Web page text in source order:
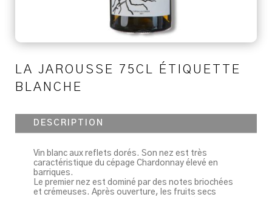
LA JAROUSSE 75CL ÉTIQUETTE
BLANCHE
DESCRIPTION
Vin blanc aux reflets dorés. Son nez est très
caractéristique du cépage Chardonnay élevé en
barriques.
Le premier nez est dominé par des notes briochées
et crémeuses. Après ouverture, les fruits secs